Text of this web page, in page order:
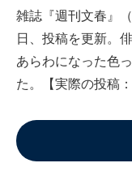
雑誌『週刊文春』
日、投稿を更新。
あらわになった色
た。【実際の投稿